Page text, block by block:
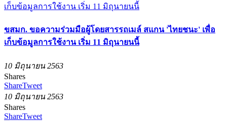
ขสมก. ขอความร่วมมือผู้โดยสารรถเมล์ สแกน 'ไทยชนะ' เพื่อ
เก็บข้อมูลการใช้งาน เริ่ม 11 มิถุนายนนี้
10 มิถุนายน 2563
Shares
ShareTweet
10 มิถุนายน 2563
Shares
ShareTweet